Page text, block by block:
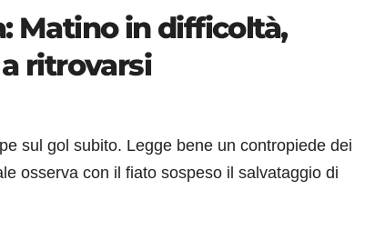
Matino in difficoltà,
ritrovarsi
sul gol subito. Legge bene un contropiede dei
osserva con il fiato sospeso il salvataggio di